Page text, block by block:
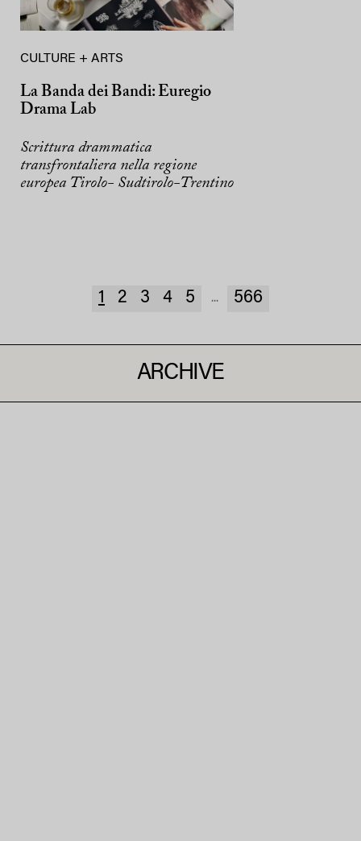
CULTURE + ARTS
La Banda dei Bandi: Euregio
Drama Lab
Scrittura drammatica
transfrontaliera nella regione
europea Tirolo- Sudtirolo-Trentino
1 2 3 4 5 ... 566
ARCHIVE